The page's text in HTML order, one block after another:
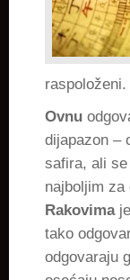
raspoloženi.
Ovnu
dijapazon –
safira, ali
najboljim za
Rakovimaje
tako
odgovaraju